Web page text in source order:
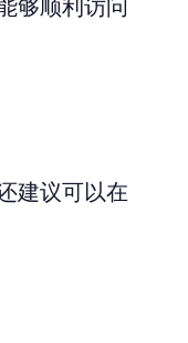
够顺利访问
建议可以在